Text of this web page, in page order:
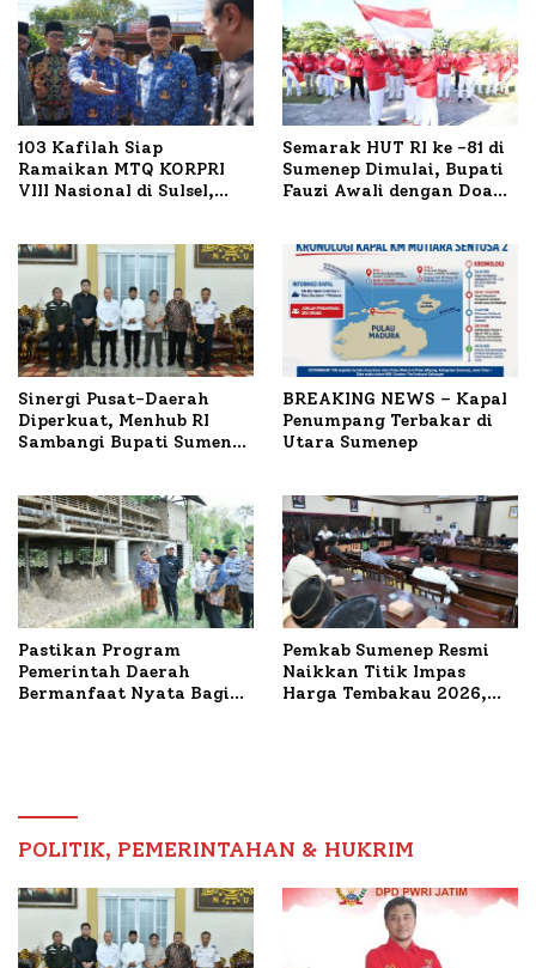
103 Kafilah Siap
Ramaikan MTQ KORPRI
VIII Nasional di Sulsel,
Semarak HUT RI ke -81 di
Sumenep Dimulai, Bupati
Fauzi Awali dengan Doa
Sinergi Pusat-Daerah
Diperkuat, Menhub RI
Sambangi Bupati Sumenep
BREAKING NEWS – Kapal
Penumpang Terbakar di
Utara Sumenep
Pastikan Program
Pemerintah Daerah
Bermanfaat Nyata Bagi
Pemkab Sumenep Resmi
Naikkan Titik Impas
Harga Tembakau 2026,
POLITIK, PEMERINTAHAN & HUKRIM